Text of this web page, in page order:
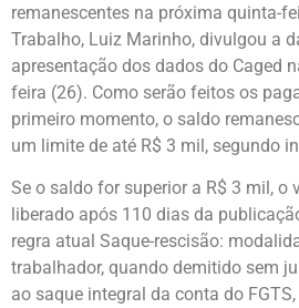
remanescentes na próxima quinta-
Trabalho, Luiz Marinho, divulgou a
apresentação dos dados do Caged
feira (26). Como serão feitos os
primeiro momento, o saldo
um limite de até R$ 3 mil, segundo
Se o saldo for superior a R$ 3 mil, o
liberado após 110 dias da
regra atual Saque-rescisão:
trabalhador, quando demitido sem
ao saque integral da conta do